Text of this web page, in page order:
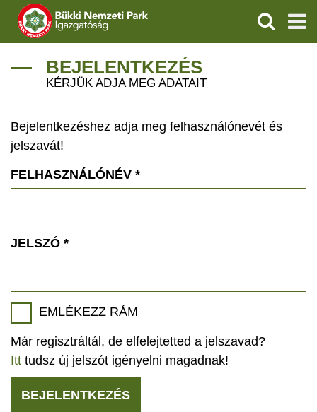
IGAZGATÓSÁG
VÍZVÉDELEM
ÖKOTURIZMUS
GEOPARKOK
KERESÉS
BEJELENTKEZÉS
KÉRJÜK ADJA MEG ADATAIT
Bejelentkezéshez adja meg felhasználónevét és
jelszavát!
FELHASZNÁLÓNÉV *
JELSZÓ *
EMLÉKEZZ RÁM
Már regisztráltál, de elfelejtetted a jelszavad?
Itt tudsz új jelszót igényelni magadnak!
BEJELENTKEZÉS